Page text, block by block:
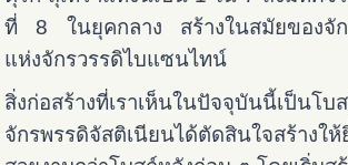
ที่ 8 ในยุคกลาง สร้างในสมัยของจัก
แห่งจักรวรรดิไบแซนไทน์
สิ่งก่อสร้างที่เราเห็นในปัจจุบันนี้เป็นโบ
จักรพรรดิจัสติเนียนได้ตัดสินใจสร้างใ